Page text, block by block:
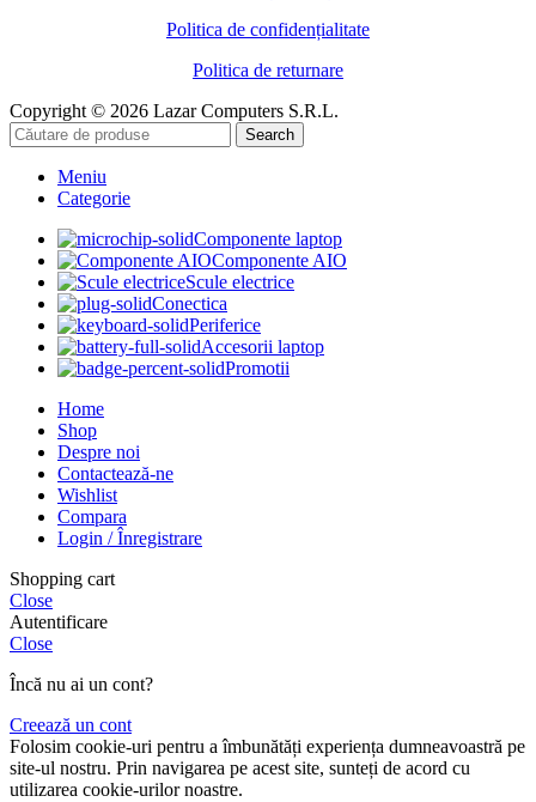
Politica de confidențialitate
Politica de returnare
Copyright © 2026 Lazar Computers S.R.L.
Search
Meniu
Categorie
Componente laptop
Componente AIO
Scule electrice
Conectica
Periferice
Accesorii laptop
Promotii
Home
Shop
Despre noi
Contactează-ne
Wishlist
Compara
Login / Înregistrare
Shopping cart
Close
Autentificare
Close
Încă nu ai un cont?
Creează un cont
Folosim cookie-uri pentru a îmbunătăți experiența dumneavoastră pe
site-ul nostru. Prin navigarea pe acest site, sunteți de acord cu
utilizarea cookie-urilor noastre.